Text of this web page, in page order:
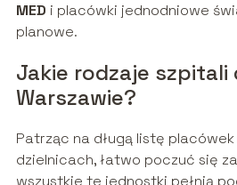
MED i placówki jednodniowe
planowe.
Jakie rodzaje szpitali
Warszawie?
Patrząc na długą listę
dzielnicach, łatwo poczuć się
wszystkie te jednostki pełnią